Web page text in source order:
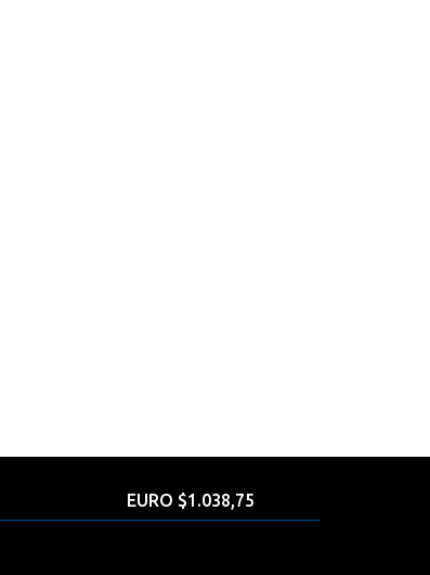
EURO $1.038,75